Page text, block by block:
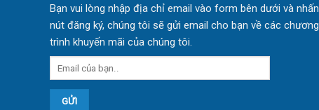
Bạn vui lòng nhập địa chỉ email vào form bên dưới và nhấn
nút đăng ký, chúng tôi sẽ gửi email cho bạn về các chương
trình khuyến mãi của chúng tôi.